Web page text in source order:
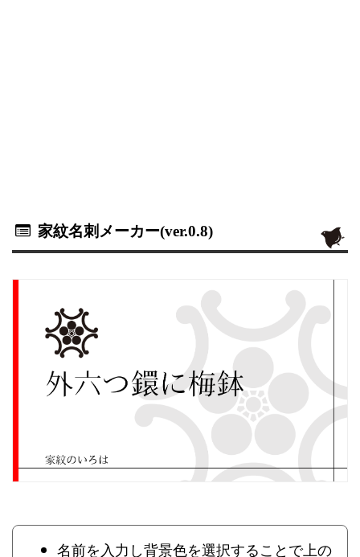
家紋名刺メーカー(ver.0.8)
名前を入力し背景色を選択することで上の